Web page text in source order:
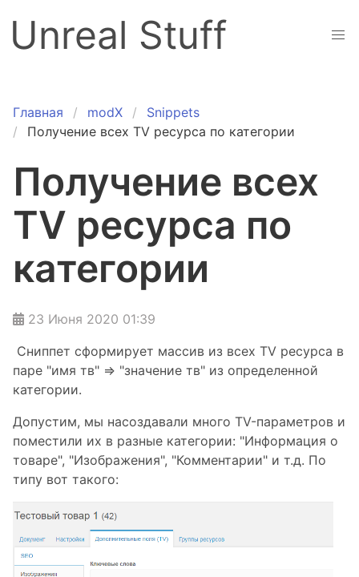
Unreal Stuff
Главная modX
Snippets
Получение всех TV ресурса по категории
Получение всех
TV ресурса по
категории
23 Июня 2020 01:39
Сниппет сформирует массив из всех TV ресурса в
паре "имя тв" => "значение тв" из определенной
категории.
Допустим, мы насоздавали много TV-параметров и
поместили их в разные категории: "Информация о
товаре", "Изображения", "Комментарии" и т.д. По
типу вот такого: